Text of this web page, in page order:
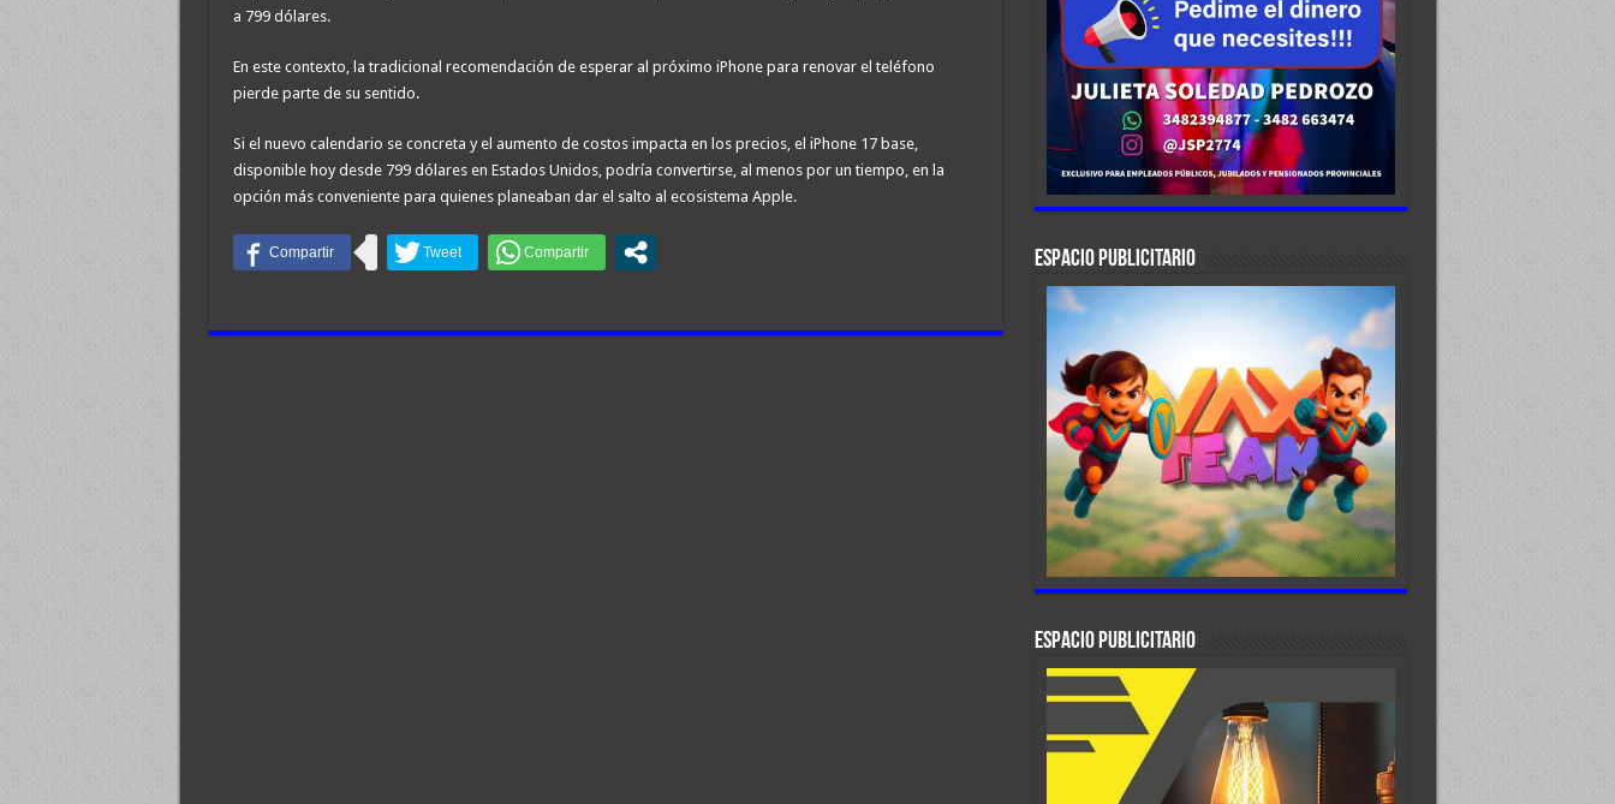
a 799 dólares.
En este contexto, la tradicional recomendación de esperar al próximo iPhone para renovar el teléfono
pierde parte de su sentido.
Si el nuevo calendario se concreta y el aumento de costos impacta en los precios, el iPhone 17 base,
disponible hoy desde 799 dólares en Estados Unidos, podría convertirse, al menos por un tiempo, en la
opción más conveniente para quienes planeaban dar el salto al ecosistema Apple.
ESPACIO PUBLICITARIO
ESPACIO PUBLICITARIO